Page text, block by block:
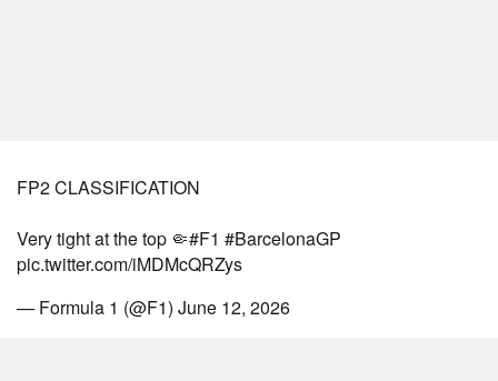
FP2 CLASSIFICATION
Very tight at the top 🤏#F1 #BarcelonaGP
pic.twitter.com/iMDMcQRZys
— Formula 1 (@F1) June 12, 2026